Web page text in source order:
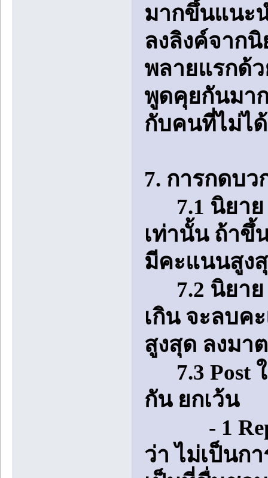
มากขึ้นแนะ
ลงลิงค์จาก
พลายแรกด้
พูดคุยกันมา
กับคนที่ไม่ไ
7. การกดบว
7.1 นิยาย
เท่านั้น ถ้าขึ้
มีคะแนนสูง
7.2 นิยาย
เกิน จะลบค
สูงสุด ลงมา
7.3 Post
กัน ยกเว้น
- 1
ว่า ไม่เป็นก